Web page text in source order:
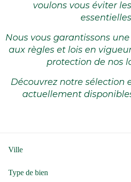
voulons vous éviter
Nous vous garantissons
aux règles et lois en
protection de nos
Découvrez notre sélection
actuellement
Ville
Type de bien